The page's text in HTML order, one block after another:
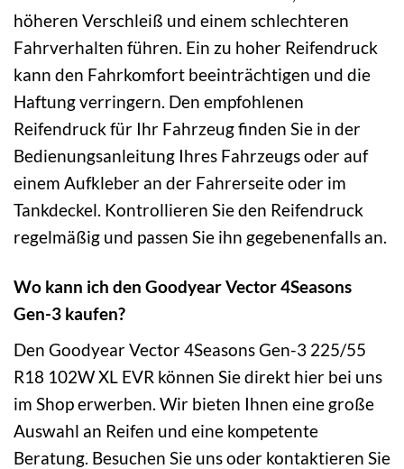
höheren Verschleiß und einem schlechteren
Fahrverhalten führen. Ein zu hoher Reifendruck
kann den Fahrkomfort beeinträchtigen und die
Haftung verringern. Den empfohlenen
Reifendruck für Ihr Fahrzeug finden Sie in der
Bedienungsanleitung Ihres Fahrzeugs oder auf
einem Aufkleber an der Fahrerseite oder im
Tankdeckel. Kontrollieren Sie den Reifendruck
regelmäßig und passen Sie ihn gegebenenfalls an.
Wo kann ich den Goodyear Vector 4Seasons
Gen-3 kaufen?
Den Goodyear Vector 4Seasons Gen-3 225/55
R18 102W XL EVR können Sie direkt hier bei uns
im Shop erwerben. Wir bieten Ihnen eine große
Auswahl an Reifen und eine kompetente
Beratung. Besuchen Sie uns oder kontaktieren Sie